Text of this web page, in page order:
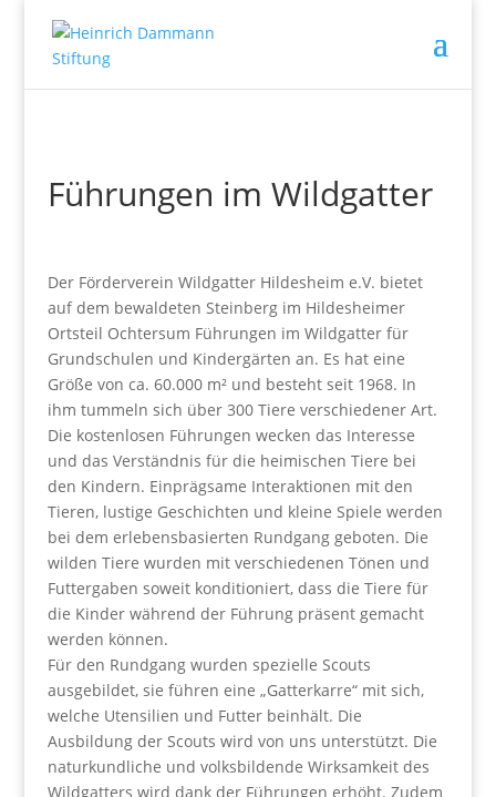
Führungen im Wildgatter
Der Förderverein Wildgatter Hildesheim e.V. bietet
auf dem bewaldeten Steinberg im Hildesheimer
Ortsteil Ochtersum Führungen im Wildgatter für
Grundschulen und Kindergärten an. Es hat eine
Größe von ca. 60.000 m² und besteht seit 1968. In
ihm tummeln sich über 300 Tiere verschiedener Art.
Die kostenlosen Führungen wecken das Interesse
und das Verständnis für die heimischen Tiere bei
den Kindern. Einprägsame Interaktionen mit den
Tieren, lustige Geschichten und kleine Spiele werden
bei dem erlebensbasierten Rundgang geboten. Die
wilden Tiere wurden mit verschiedenen Tönen und
Futtergaben soweit konditioniert, dass die Tiere für
die Kinder während der Führung präsent gemacht
werden können.
Für den Rundgang wurden spezielle Scouts
ausgebildet, sie führen eine „Gatterkarre“ mit sich,
welche Utensilien und Futter beinhält. Die
Ausbildung der Scouts wird von uns unterstützt. Die
naturkundliche und volksbildende Wirksamkeit des
Wildgatters wird dank der Führungen erhöht. Zudem